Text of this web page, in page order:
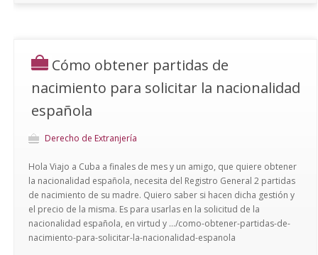
Cómo obtener partidas de
nacimiento para solicitar la nacionalidad
española
Derecho de Extranjería
Hola Viajo a Cuba a finales de mes y un amigo, que quiere obtener
la nacionalidad española, necesita del Registro General 2 partidas
de nacimiento de su madre. Quiero saber si hacen dicha gestión y
el precio de la misma. Es para usarlas en la solicitud de la
nacionalidad española, en virtud y .../como-obtener-partidas-de-
nacimiento-para-solicitar-la-nacionalidad-espanola